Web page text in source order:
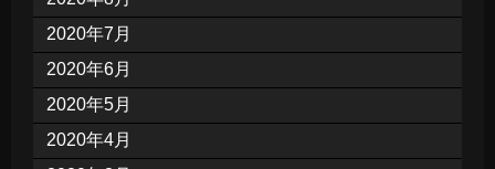
2020年7月
2020年6月
2020年5月
2020年4月